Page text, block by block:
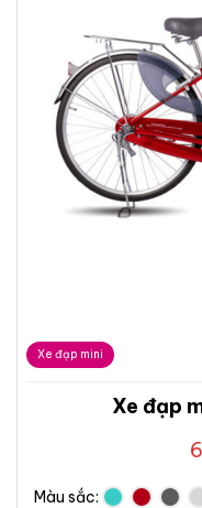
Xe đạp mini
Xe đạp
Màu sắc: